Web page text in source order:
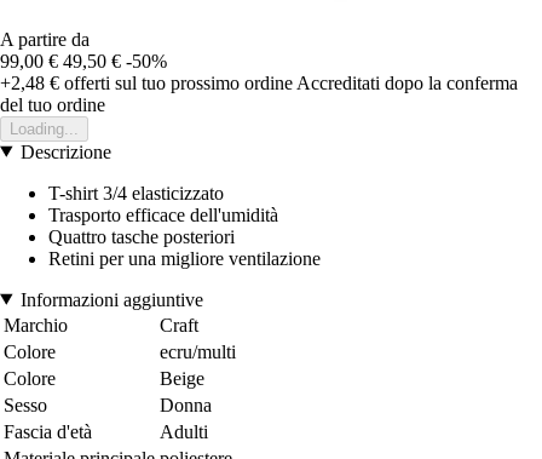
A partire da
99,00 € 49,50 € -50%
+2,48 € offerti sul tuo prossimo ordine Accreditati dopo la conferma
del tuo ordine
Loading...
Descrizione
T-shirt 3/4 elasticizzato
Trasporto efficace dell'umidità
Quattro tasche posteriori
Retini per una migliore ventilazione
Informazioni aggiuntive
Marchio
Craft
Colore
ecru/multi
Colore
Beige
Sesso
Donna
Fascia d'età
Adulti